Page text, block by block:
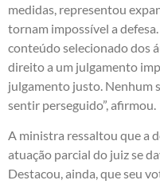
medidas, representou
tornam impossível a
conteúdo selecionado dos
direito a um julgamento
julgamento justo. Nenhum
sentir perseguido”, afirmou.
A ministra ressaltou que a
atuação parcial do juiz se
Destacou, ainda, que seu